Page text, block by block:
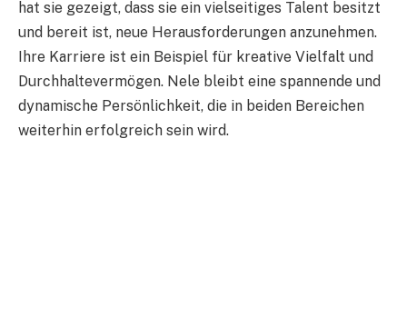
hat sie gezeigt, dass sie ein vielseitiges Talent besitzt
und bereit ist, neue Herausforderungen anzunehmen.
Ihre Karriere ist ein Beispiel für kreative Vielfalt und
Durchhaltevermögen. Nele bleibt eine spannende und
dynamische Persönlichkeit, die in beiden Bereichen
weiterhin erfolgreich sein wird.